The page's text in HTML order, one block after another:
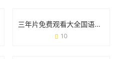
三年片免费观看大全国语第二季：剧情升级与追剧攻略
10